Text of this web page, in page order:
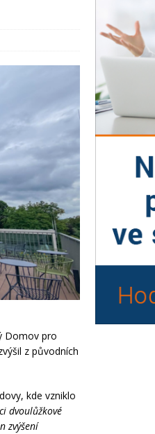
Domov pro
z původních
kde vzniklo
dvoulůžkové
zvýšení